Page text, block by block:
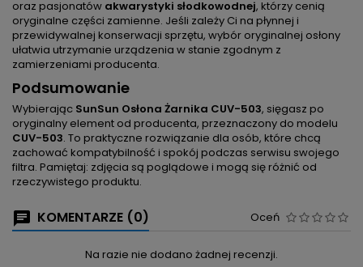
oraz pasjonatów akwarystyki słodkowodnej, którzy cenią
oryginalne części zamienne. Jeśli zależy Ci na płynnej i
przewidywalnej konserwacji sprzętu, wybór oryginalnej osłony
ułatwia utrzymanie urządzenia w stanie zgodnym z
zamierzeniami producenta.
Podsumowanie
Wybierając SunSun Osłona Żarnika CUV-503, sięgasz po
oryginalny element od producenta, przeznaczony do modelu
CUV-503. To praktyczne rozwiązanie dla osób, które chcą
zachować kompatybilność i spokój podczas serwisu swojego
filtra. Pamiętaj: zdjęcia są poglądowe i mogą się różnić od
rzeczywistego produktu.
KOMENTARZE (0) Oceń
Na razie nie dodano żadnej recenzji.